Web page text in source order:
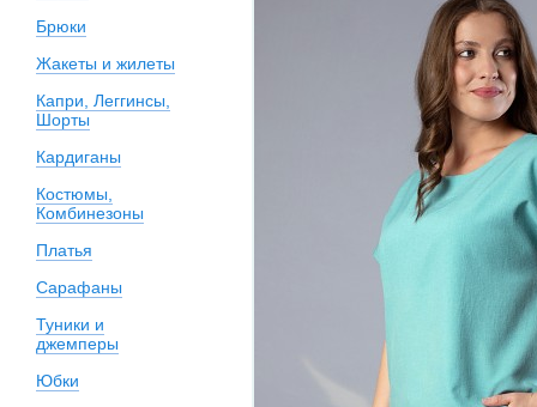
Брюки
Жакеты и жилеты
Капри, Леггинсы,
Шорты
Кардиганы
Костюмы,
Комбинезоны
Платья
Сарафаны
Туники и
джемперы
Юбки